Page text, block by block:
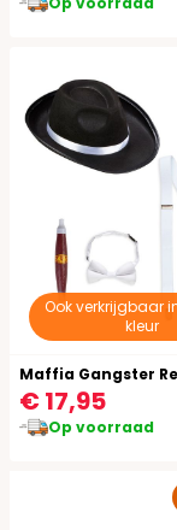
Ook verkrijgbaar
kleur
€ 17,95
Op voorraad